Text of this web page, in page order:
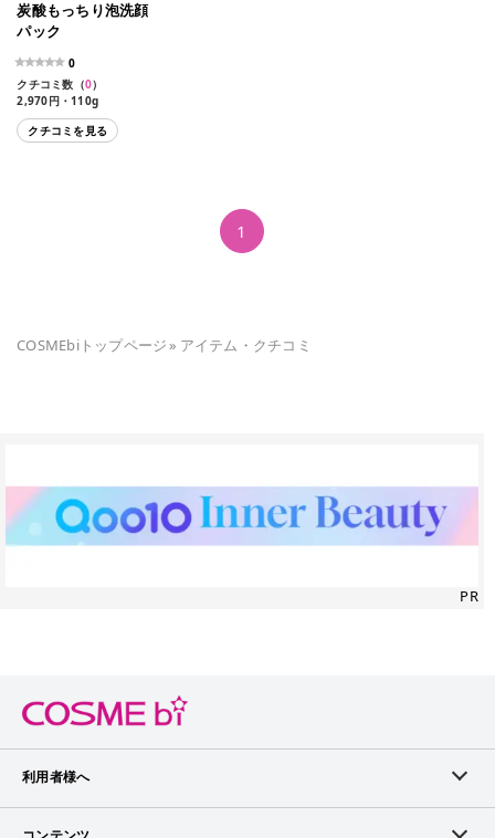
炭酸もっちり泡洗顔
パック
0
クチコミ数（0）
2,970円・110g
クチコミを見る
1
COSMEbiトップページ» アイテム・クチコミ
PR
利用者様へ
メンバーログイン